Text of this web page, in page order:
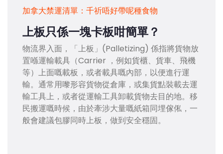
加拿大禁運清單：千祈唔好帶呢種食物
上板只係一塊卡板咁簡單？
物流界入面，「上板」(Palletizing) 係指將貨物放
置喺運輸載具（Carrier ，例如貨櫃、貨車、飛機
等）上面嘅載板，或者載具嘅內部，以便進行運
輸。通常用嚟形容貨物從倉庫，或集貨點裝載去運
輸工具上，或者從運輸工具卸載貨物去目的地。移
民搬運嘅時候，由於牽涉大量嘅紙箱同埋傢俬，一
般會建議包膠同時上板，做到安全穩固。